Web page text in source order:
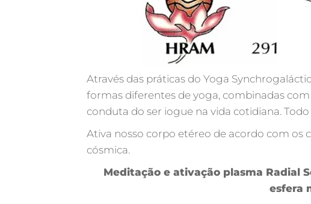
Através das práticas do Yoga
formas diferentes de yoga, combinadas
conduta do ser iogue na vida cotidiana.
Ativa nosso corpo etéreo de acordo com os
cósmica.
Meditação e ativação plasma Radial
esfera